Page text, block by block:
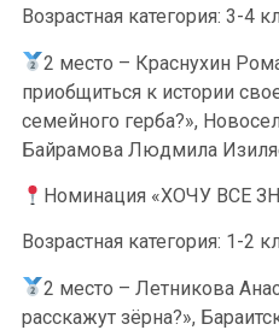
Возрастная категория: 3-4
2 место – Краснухин
приобщиться к истории
семейного герба?»,
Байрамова Людмила
Номинация «ХОЧУ ВСЕ
Возрастная категория: 1-2
2 место – Летникова
расскажут зёрна?»,